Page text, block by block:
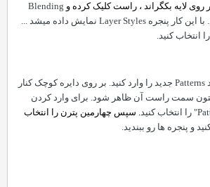
لایه بکگراند ، راست کلیک کرده وBlending
این کار پنجرهLayer Stylesنمایش داده میشد ...
کنید.
جدید را وارد کنید. بر روی دایره کوچک کنار
سمت راست آن ظاهر شود. برای وارد کردن
را انتخاب کنید. سپس چهارمین پترن را انتخاب
و پنجره ها رو ببندید.